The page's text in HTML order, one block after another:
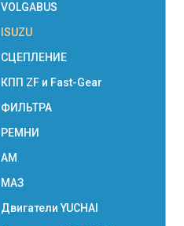
VOLGABUS
ISUZU
СЦЕПЛЕНИЕ
КПП ZF и Fast-Gear
ФИЛЬТРА
РЕМНИ
АМ
МАЗ
Двигатели YUCHAI